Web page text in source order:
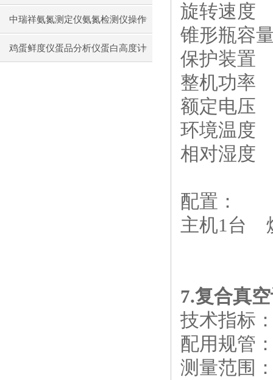
测定仪操作使用
中瑞祥氨氮测定仪氨氮检测仪操作
前准备使用注意事项
鸡蛋鲜度仪蛋品分析仪蛋白高度计
旋转速度
锥形瓶容
保护装置
整机功率
额定电压
环境温度
相对湿度
配置：
主机1台
7.复合真
技术指标
配用规管
测量范围